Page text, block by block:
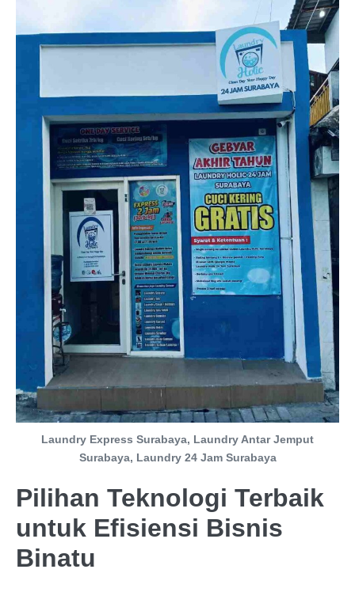
Laundry Express Surabaya, Laundry Antar Jemput
Surabaya, Laundry 24 Jam Surabaya
Pilihan Teknologi Terbaik
untuk Efisiensi Bisnis
Binatu